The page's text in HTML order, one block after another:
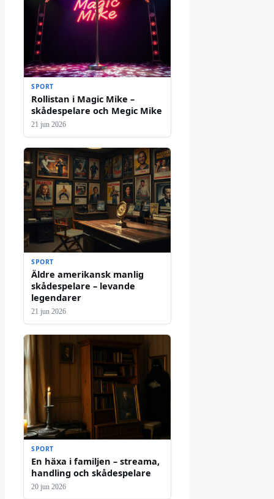
SPORT
Rollistan i Magic Mike –
skådespelare och Megic Mike
21 jun 2026
SPORT
Äldre amerikansk manlig
skådespelare – levande
legendarer
21 jun 2026
SPORT
En häxa i familjen – streama,
handling och skådespelare
20 jun 2026